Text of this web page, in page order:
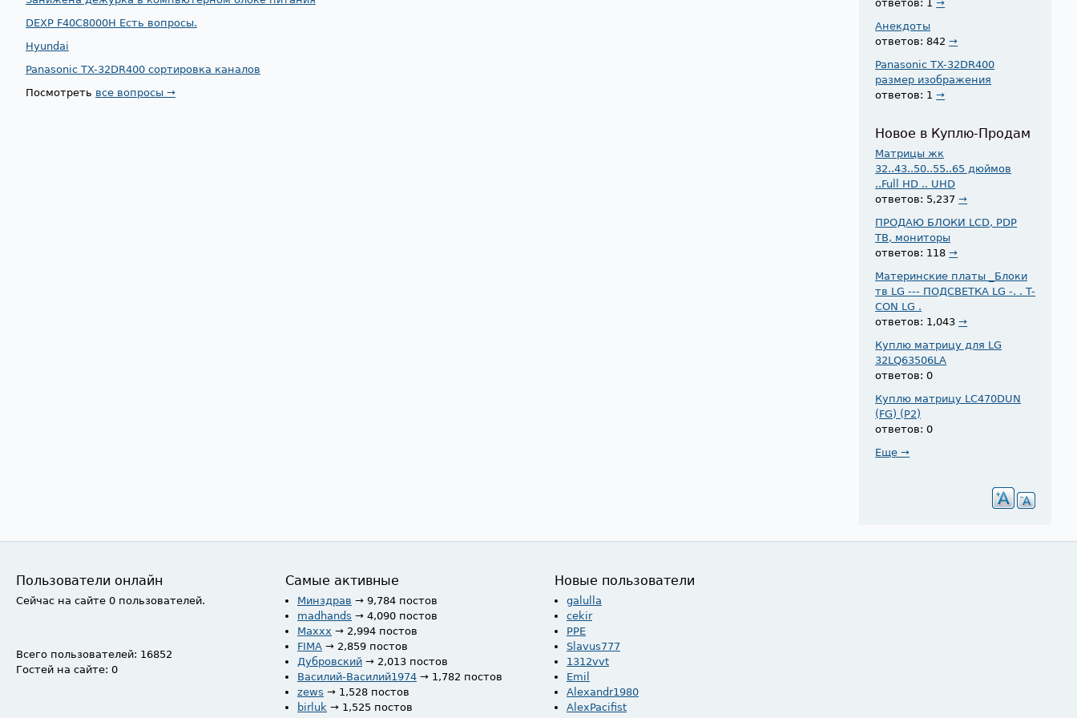
DEXP F40C8000H Есть вопросы.
Hyundai
Panasonic TX-32DR400 сортировка каналов
Посмотреть все вопросы →
ответов: 1→
Анекдоты
ответов: 842→
Panasonic TX-32DR400
размер изображения
ответов: 1→
Новое в Куплю-Продам
Матрицы жк
32..43..50..55..65 дюймов
..Full HD .. UHD
ответов: 5,237→
ПРОДАЮ БЛОКИ LCD, PDP
ТВ, мониторы
ответов: 118→
Материнские платы _Блоки
тв LG --- ПОДСВЕТКА LG -. . T-
CON LG .
ответов: 1,043→
Куплю матрицу для LG
32LQ63506LA
ответов: 0
Куплю матрицу LC470DUN
(FG) (P2)
ответов: 0
Еще →
Пользователи онлайн
Сейчас на сайте 0 пользователей.
Всего пользователей: 16852
Гостей на сайте: 0
Самые активные
Минздрав → 9,784 постов
madhands → 4,090 постов
Maxxx → 2,994 постов
FIMA → 2,859 постов
Дубровский → 2,013 постов
Василий-Василий1974 → 1,782 постов
zews → 1,528 постов
birluk → 1,525 постов
Новые пользователи
galulla
cekir
PPE
Slavus777
1312vvt
Emil
Alexandr1980
AlexPacifist